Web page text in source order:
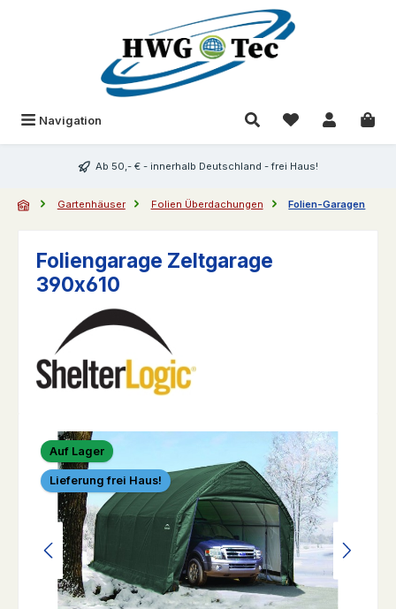
Navigation Du hast 0
Ab 50,- € - innerhalb Deutschland - frei Haus!
Gartenhäuser Folien Überdachungen Folien-Garagen
Foliengarage Zeltgarage
390x610
Bildergalerie überspringen
Auf Lager
Lieferung frei Haus!